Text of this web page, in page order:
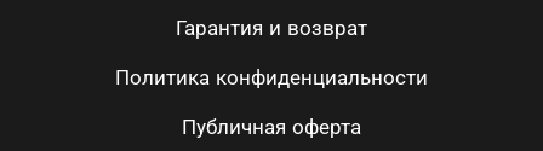
Гарантия и возврат
Политика конфиденциальности
Публичная оферта